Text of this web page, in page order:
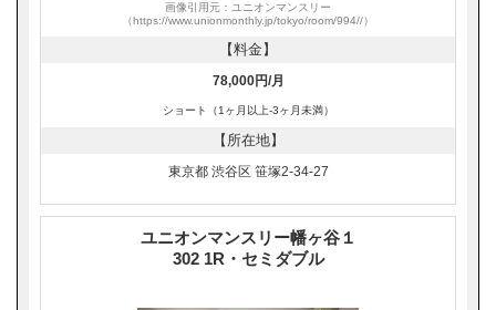
画像引用元：ユニオンマンスリー
（https://www.unionmonthly.jp/tokyo/room/994//）
【料金】
78,000円/月
ショート（1ヶ月以上-3ヶ月未満）
【所在地】
東京都 渋谷区 笹塚2-34-27
ユニオンマンスリー幡ヶ谷１
302 1R・セミダブル